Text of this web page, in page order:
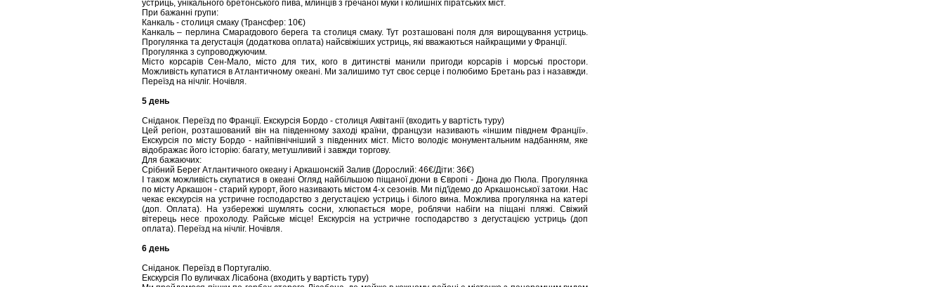
устриць, унікального бретонського пива, млинців з гречаної муки і колишніх піратських міст.
При бажанні групи:
Канкаль - столиця смаку (Трансфер: 10€)
Канкаль – перлина Смарагдового берега та столиця смаку. Тут розташовані поля для вирощування устриць.
Прогулянка та дегустація (додаткова оплата) найсвіжіших устриць, які вважаються найкращими у Франції.
Прогулянка з супроводжуючим.
Місто корсарів Сен-Мало, місто для тих, кого в дитинстві манили пригоди корсарів і морські простори.
Можливість купатися в Атлантичному океані. Ми залишимо тут своє серце і полюбимо Бретань раз і назавжди.
Переїзд на нічліг. Ночівля.
5 день
Сніданок. Переїзд по Франції. Екскурсія Бордо - столиця Аквітанії (входить у вартість туру)
Цей регіон, розташований він на південному заході країни, французи називають «іншим півднем Франції».
Екскурсія по місту Бордо - найпівнічніший з південних міст. Місто володіє монументальним надбанням, яке
відображає його історію: багату, метушливий і завжди торгову.
Для бажаючих:
Срібний Берег Атлантичного океану і Аркашонскій Залив (Дорослий: 46€/Діти: 36€)
І також можливість скупатися в океані Огляд найбільшою піщаної дюни в Європі - Дюна дю Пюла. Прогулянка
по місту Аркашон - старий курорт, його називають містом 4-х сезонів. Ми під'їдемо до Аркашонської затоки. Нас
чекає екскурсія на устричне господарство з дегустацією устриць і білого вина. Можлива прогулянка на катері
(доп. Оплата). На узбережжі шумлять сосни, хлюпається море, роблячи набіги на піщані пляжі. Свіжий
вітерець несе прохолоду. Райське місце! Екскурсія на устричне господарство з дегустацією устриць (доп
оплата). Переїзд на нічліг. Ночівля.
6 день
Сніданок. Переїзд в Португалію.
Екскурсія По вуличках Лісабона (входить у вартість туру)